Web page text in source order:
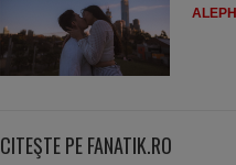
CITEŞTE PE FANATIK.RO